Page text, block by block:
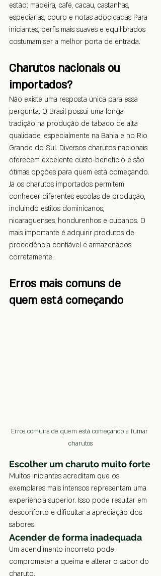
estão: madeira, café, cacau, castanhas,
especiarias, couro e notas adocicadas Para
iniciantes, perfis mais suaves e equilibrados
costumam ser a melhor porta de entrada.
Charutos nacionais ou
importados?
Não existe uma resposta única para essa
pergunta. O Brasil possui uma longa
tradição na produção de tabaco de alta
qualidade, especialmente na Bahia e no Rio
Grande do Sul. Diversos charutos nacionais
oferecem excelente custo-benefício e são
ótimas opções para quem está começando.
Já os charutos importados permitem
conhecer diferentes escolas de produção,
incluindo estilos dominicanos,
nicaraguenses, hondurenhos e cubanos. O
mais importante é adquirir produtos de
procedência confiável e armazenados
corretamente.
Erros mais comuns de
quem está começando
Erros comuns de quem está começando a fumar
charutos
Escolher um charuto muito forte
Muitos iniciantes acreditam que os
exemplares mais intensos representam uma
experiência superior. Isso pode resultar em
desconforto e dificultar a apreciação dos
sabores.
Acender de forma inadequada
Um acendimento incorreto pode
comprometer a queima e alterar o sabor do
charuto.